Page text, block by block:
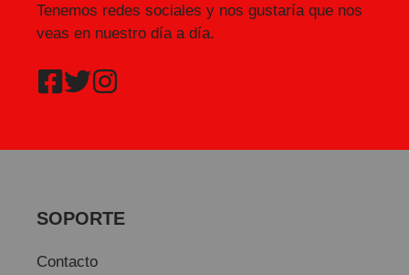
Tenemos redes sociales y nos gustaría que nos
veas en nuestro día a día.
SOPORTE
Contacto